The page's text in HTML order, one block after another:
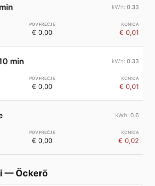
0.33
€ 0,00 € 0,01
min 0.33
€ 0,00 € 0,01
0.6
€ 0,00 € 0,02
— Öckerö